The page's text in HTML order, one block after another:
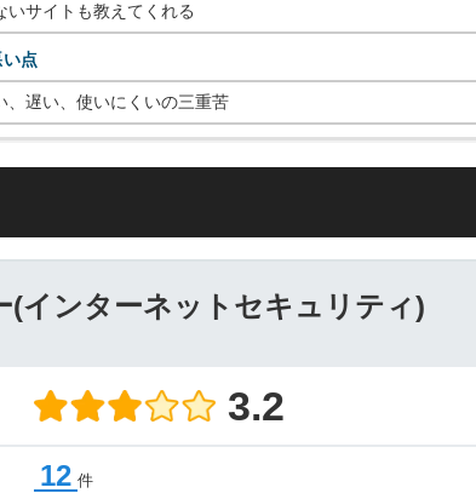
いサイトも教えてくれる
い点
、遅い、使いにくいの三重苦
(インターネットセキュリティ)
3.2
12 件